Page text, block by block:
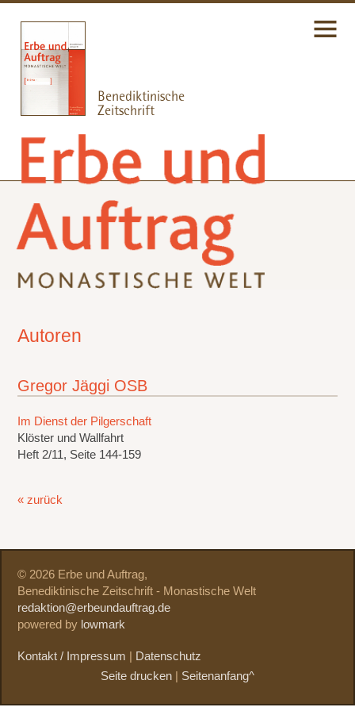
Autoren
Gregor Jäggi OSB
Im Dienst der Pilgerschaft
Klöster und Wallfahrt
Heft 2/11, Seite 144-159
« zurück
© 2026 Erbe und Auftrag,
Benediktinische Zeitschrift - Monastische Welt
redaktion@erbeundauftrag.de
powered by lowmark
Kontakt / Impressum
Datenschutz
Seite drucken
Seitenanfang^